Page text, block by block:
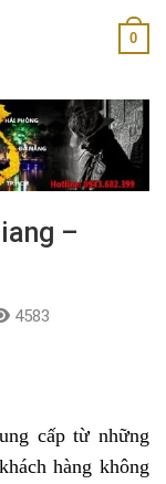
0
–
4583
cấp từ những
hàng không